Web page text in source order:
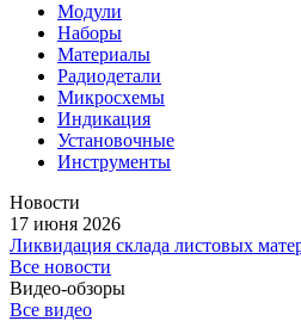
Модули
Наборы
Материалы
Радиодетали
Микросхемы
Индикация
Установочные
Инструменты
Новости
17 июня 2026
Ликвидация склада листовых
Все новости
Видео-обзоры
Все видео